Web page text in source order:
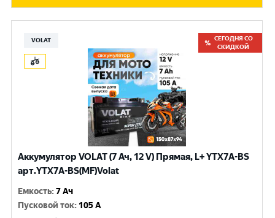
VOLAT
СЕГОДНЯ СО
СКИДКОЙ
Аккумулятор VOLAT (7 Ач, 12 V) Прямая, L+ YTX7A-BS
арт.YTX7A-BS(MF)Volat
Емкость:7 Ач
Пусковой ток: 105 A